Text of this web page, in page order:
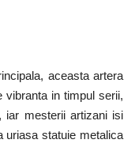
aceasta artera
vibranta in timpul serii,
iar mesterii artizani isi
uriasa statuie metalica